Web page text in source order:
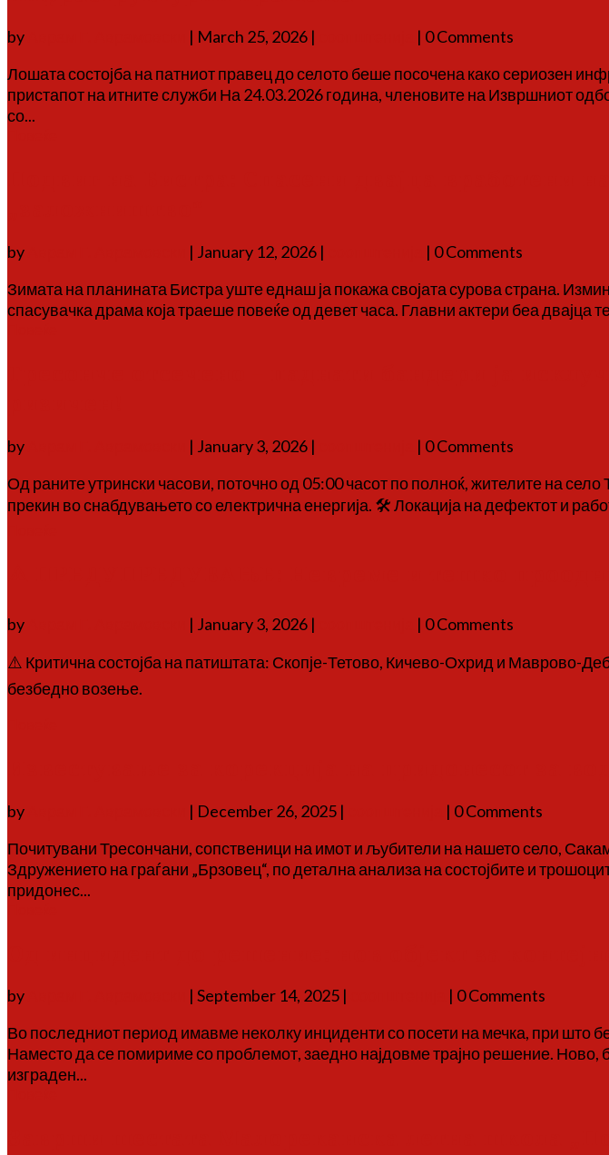
by | March 25, 2026 |
| 0 Comments
Лошата состојба на патниот правец до селото беше посочена како сериозен
пристапот на итните служби На 24.03.2026 година, членовите на Извршниот
со...
by | January 12, 2026 |
| 0 Comments
Зимата на планината Бистра уште еднаш ја покажа својата сурова страна.
спасувачка драма која траеше повеќе од девет часа. Главни актери беа двајца
by | January 3, 2026 |
| 0 Comments
Од раните утрински часови, поточно од 05:00 часот по полноќ, жителите на
прекин во снабдувањето со електрична енергија. 🛠 Локација на дефектот и
by | January 3, 2026 |
| 0 Comments
⚠️ Критична состојба на патиштата: Скопје-Тетово, Кичево-Охрид и Маврово-
безбедно возење.
by | December 26, 2025 |
| 0 Comments
Почитувани Тресончани, сопственици на имот и љубители на нашето село,
Здружението на граѓани „Брзовец“, по детална анализа на состојбите и
придонес...
by | September 14, 2025 |
| 0 Comments
Во последниот период имавме неколку инциденти со посети на мечка, при
Наместо да се помириме со проблемот, заедно најдовме трајно решение.
изграден...